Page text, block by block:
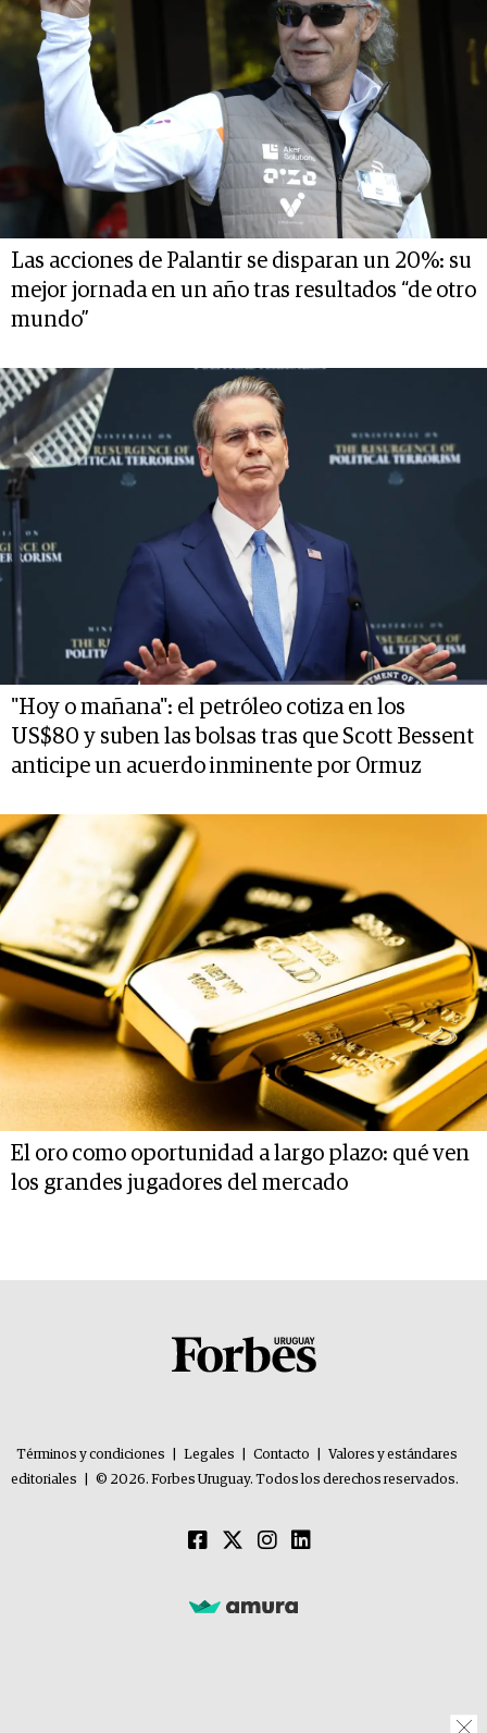
Las acciones de Palantir se disparan un 20%: su
mejor jornada en un año tras resultados “de otro
mundo”
"Hoy o mañana": el petróleo cotiza en los
US$80 y suben las bolsas tras que Scott Bessent
anticipe un acuerdo inminente por Ormuz
El oro como oportunidad a largo plazo: qué ven
los grandes jugadores del mercado
Términos y condiciones Legales Contacto
Valores y estándares
editoriales
© 2026. Forbes Uruguay. Todos los derechos reservados.